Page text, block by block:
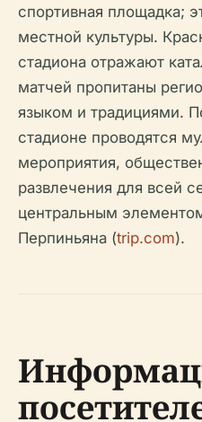
спортивная площадка;
местной культуры.
стадиона отражают
матчей пропитаны
языком и традициями.
стадионе проводятся
мероприятия,
развлечения для всей
центральным
Перпиньяна (trip.com).